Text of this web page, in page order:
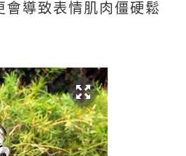
會導致表情肌肉僵硬鬆